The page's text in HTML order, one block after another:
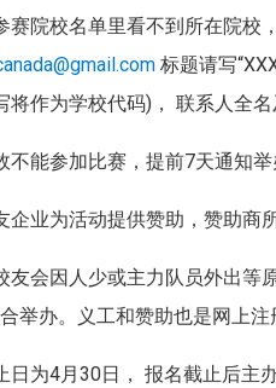
赛院校名单里看不到所在院校
标题请写
将作为学校代码)， 联系人全名
不能参加比赛，提前7天通知举
企业为活动提供赞助，赞助商
友会因人少或主力队员外出
举办。义工和赞助也是网上注
日为4月30日， 报名截止后主